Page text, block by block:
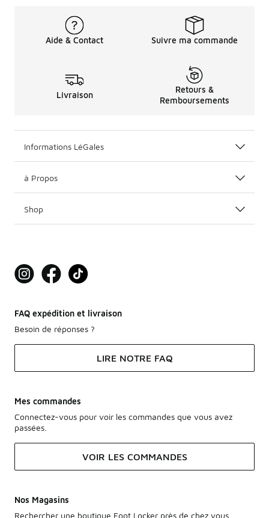
Aide & Contact Suivre ma commande
Livraison
Retours &
Remboursements
Informations LéGales
à Propos
Shop
FAQ expédition et livraison
Besoin de réponses ?
LIRE NOTRE FAQ
Mes commandes
Connectez-vous pour voir les commandes que vous avez
passées.
VOIR LES COMMANDES
Nos Magasins
Rechercher une boutique Foot Locker près de chez vous.